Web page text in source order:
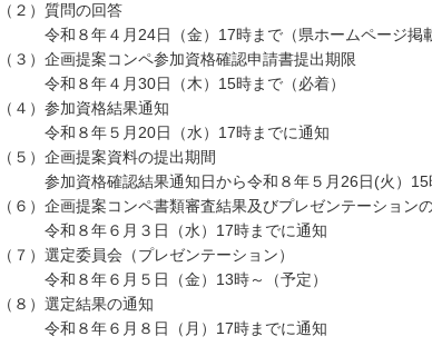
（２）質問の回答
令和８年４月24日（金）17時まで（県ホームページ掲載
（３）企画提案コンペ参加資格確認申請書提出期限
令和８年４月30日（木）15時まで（必着）
（４）参加資格結果通知
令和８年５月20日（水）17時までに通知
（５）企画提案資料の提出期間
参加資格確認結果通知日から令和８年５月26日(火）15
（６）企画提案コンペ書類審査結果及びプレゼンテーション
令和８年６月３日（水）17時までに通知
（７）選定委員会（プレゼンテーション）
令和８年６月５日（金）13時～（予定）
（８）選定結果の通知
令和８年６月８日（月）17時までに通知